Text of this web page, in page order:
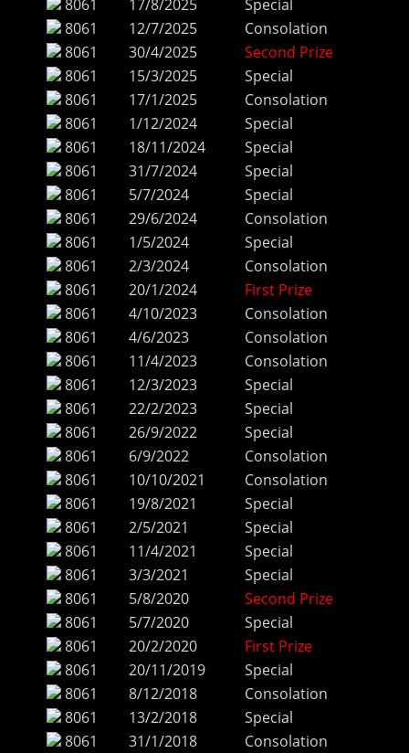
8061 17/8/2025
Special
8061
12/7/2025
Consolation
8061
30/4/2025
Second Prize
8061
15/3/2025
Special
8061
17/1/2025
Consolation
8061
1/12/2024
Special
8061
18/11/2024
Special
8061
31/7/2024
Special
8061
5/7/2024
Special
8061
29/6/2024
Consolation
8061
1/5/2024
Special
8061
2/3/2024
Consolation
8061
20/1/2024
First Prize
8061
4/10/2023
Consolation
8061
4/6/2023
Consolation
8061
11/4/2023
Consolation
8061
12/3/2023
Special
8061
22/2/2023
Special
8061
26/9/2022
Special
8061
6/9/2022
Consolation
8061
10/10/2021
Consolation
8061
19/8/2021
Special
8061
2/5/2021
Special
8061
11/4/2021
Special
8061
3/3/2021
Special
8061
5/8/2020
Second Prize
8061
5/7/2020
Special
8061
20/2/2020
First Prize
8061
20/11/2019
Special
8061
8/12/2018
Consolation
8061
13/2/2018
Special
8061
31/1/2018
Consolation